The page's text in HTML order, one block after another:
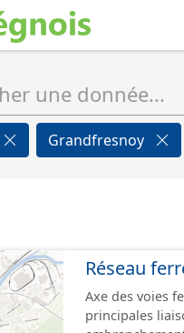
Grandfresnoy
Réseau
Axe des voies
principales